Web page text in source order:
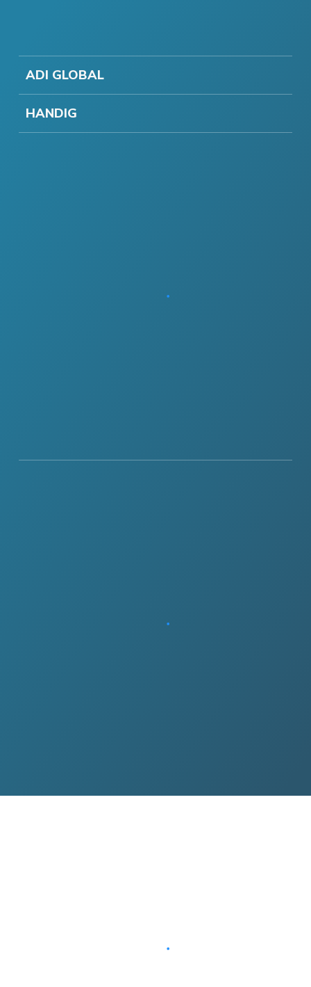
ADI GLOBAL
HANDIG